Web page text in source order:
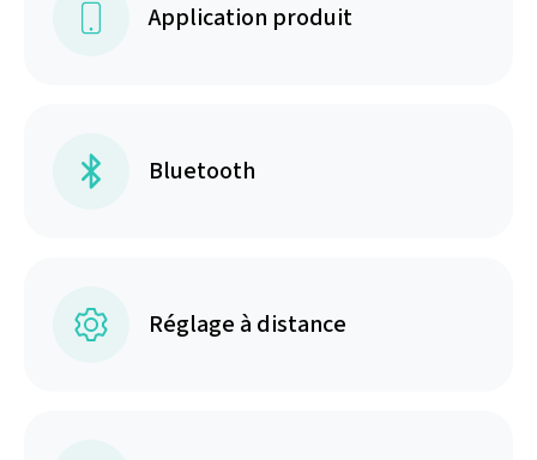
Application produit
Bluetooth
Réglage à distance